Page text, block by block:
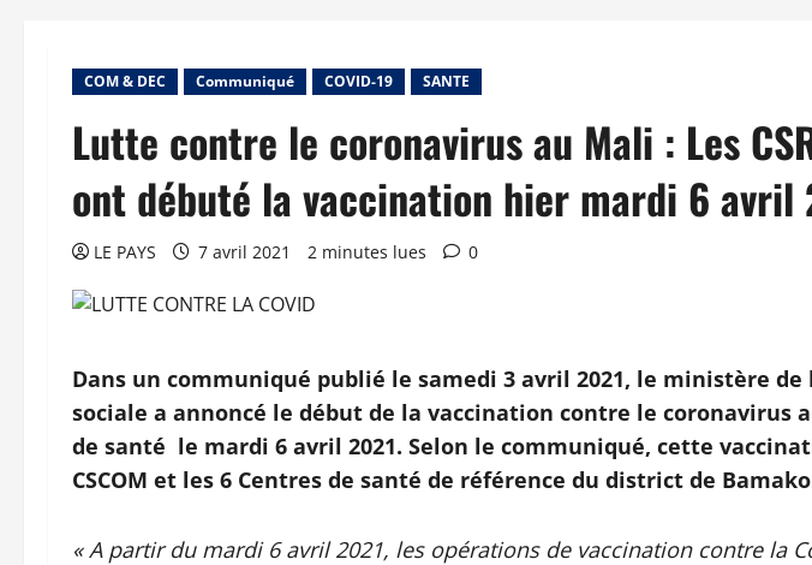
COM & DEC Communiqué COVID-19 SANTE
Lutte contre le coronavirus au Mali : Les
ont débuté la vaccination hier mardi 6 avril
LE PAYS 7 avril 2021 2 minutes lues 0
Dans un communiqué publié le samedi 3 avril 2021, le ministère de
sociale a annoncé le début de la vaccination contre le coronavirus
de santé le mardi 6 avril 2021. Selon le communiqué, cette
CSCOM et les 6 Centres de santé de référence du district de
« A partir du mardi 6 avril 2021, les opérations de vaccination contre la